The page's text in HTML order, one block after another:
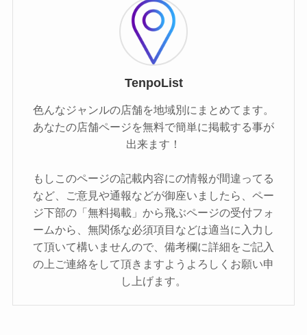
TenpoList
色んなジャンルの店舗を地域別にまとめてます。
あなたの店舗ページを無料で簡単に掲載する事が
出来ます！
もしこのページの記載内容にの情報が間違ってる
など、ご意見や通報などが御座いましたら、ペー
ジ下部の「無料掲載」から飛ぶページの受付フォ
ームから、無関係な必須項目などは適当に入力し
て頂いて構いませんので、備考欄に詳細をご記入
の上ご連絡をして頂きますようよろしくお願い申
し上げます。